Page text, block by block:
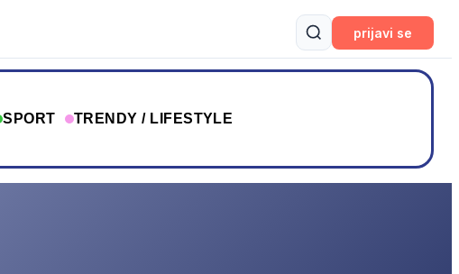
prijavi se
SPORT TRENDY / LIFESTYLE